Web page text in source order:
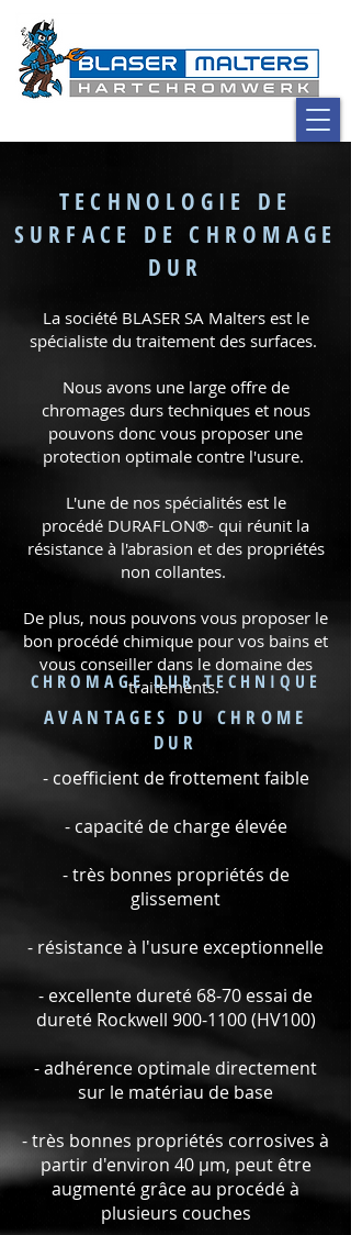
TECHNOLOGIE DE
SURFACE DE CHROMAGE
DUR
La société BLASER SA Malters est le
spécialiste du traitement des surfaces.
Nous avons une large offre de
chromages durs techniques et nous
pouvons donc vous proposer une
protection optimale contre l'usure.
L'une de nos spécialités est le
procédé DURAFLON®- qui réunit la
résistance à l'abrasion et des propriétés
non collantes.
De plus, nous pouvons vous proposer le
bon procédé chimique pour vos bains et
vous conseiller dans le domaine des
traitements.
CHROMAGE DUR TECHNIQUE
AVANTAGES DU CHROME
DUR
- coefficient de frottement faible
- capacité de charge élevée
- très bonnes propriétés de
glissement
- résistance à l'usure exceptionnelle
- excellente dureté 68-70 essai de
dureté Rockwell 900-1100(HV100)
- adhérence optimale directement
sur le matériau de base
- très bonnes propriétés corrosives à
partir d'environ 40 μm, peut être
augmenté grâce au procédé à
plusieurs couches